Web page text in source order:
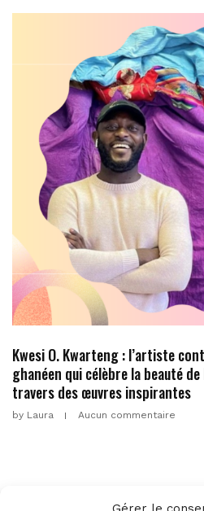
Kwesi O. Kwarteng : l’artiste
ghanéen qui célèbre la beauté
travers des œuvres inspirantes
by Laura Aucun commentaire